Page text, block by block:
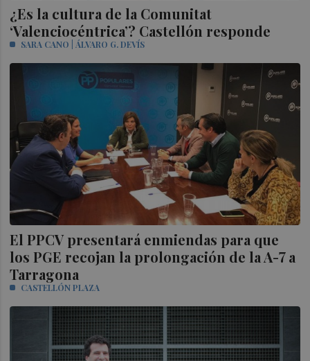
¿Es la cultura de la Comunitat
‘Valenciocéntrica’? Castellón responde
SARA CANO | ÁLVARO G. DEVÍS
El PPCV presentará enmiendas para que
los PGE recojan la prolongación de la A-7 a
Tarragona
CASTELLÓN PLAZA